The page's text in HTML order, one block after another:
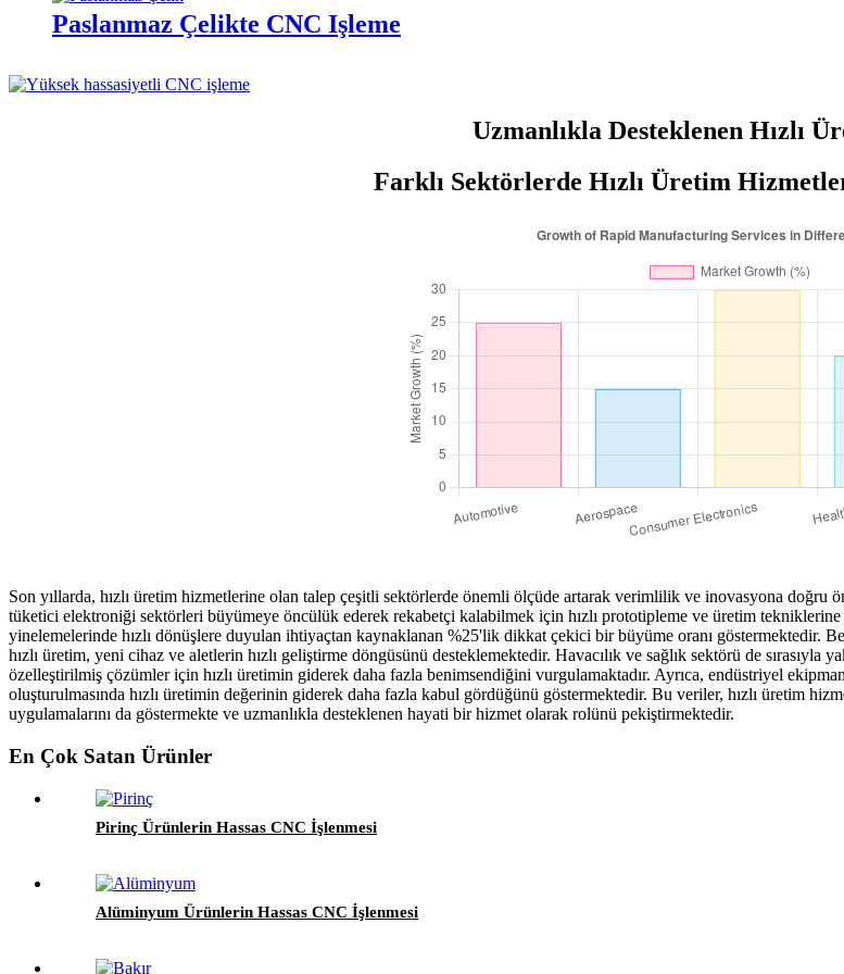
Paslanmaz Çelikte CNC İşleme
Uzmanlıkla Desteklenen Hızlı
Farklı Sektörlerde Hızlı Üretim
Son yıllarda, hızlı üretim hizmetlerine olan talep çeşitli sektörlerde önemli ölçüde artarak verimlilik ve inovasyona doğru
tüketici elektroniği sektörleri büyümeye öncülük ederek rekabetçi kalabilmek için hızlı prototipleme ve üretim tekniklerine
yinelemelerinde hızlı dönüşlere duyulan ihtiyaçtan kaynaklanan %25'lik dikkat çekici bir büyüme oranı
hızlı üretim, yeni cihaz ve aletlerin hızlı geliştirme döngüsünü desteklemektedir. Havacılık ve sağlık sektörü de
özelleştirilmiş çözümler için hızlı üretimin giderek daha fazla benimsendiğini vurgulamaktadır. Ayrıca, endüstriyel
oluşturulmasında hızlı üretimin değerinin giderek daha fazla kabul gördüğünü göstermektedir. Bu veriler, hızlı üretim
uygulamalarını da göstermekte ve uzmanlıkla desteklenen hayati bir hizmet olarak rolünü pekiştirmektedir.
En Çok Satan Ürünler
Pirinç Ürünlerin Hassas CNC İşlenmesi
Alüminyum Ürünlerin Hassas CNC İşlenmesi